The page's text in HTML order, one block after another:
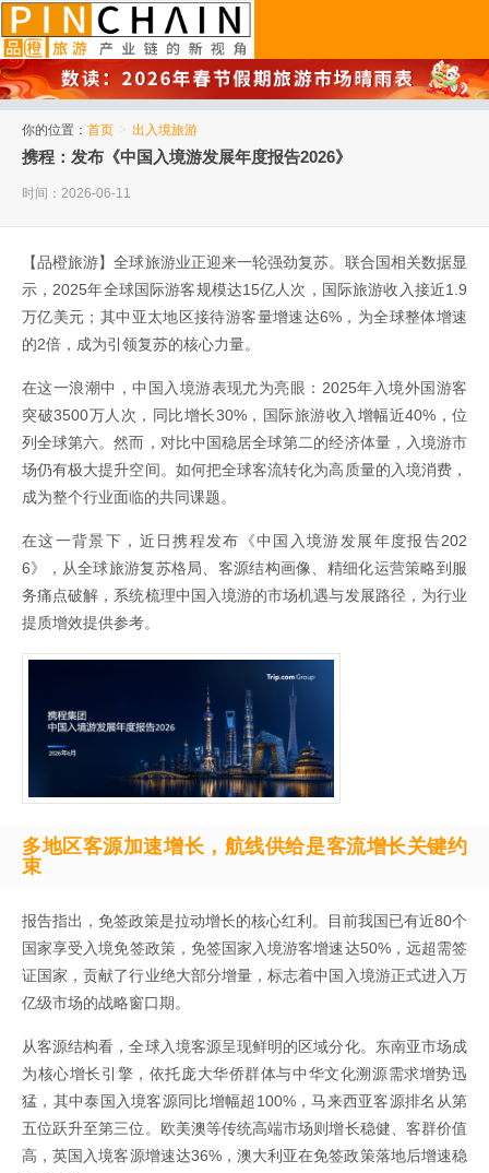
你的位置： 首页 > 出入境旅游
携程：发布《中国入境游发展年度报告2026》
时间：2026-06-11
【品橙旅游】全球旅游业正迎来一轮强劲复苏。联合国相关数据显
示，2025年全球国际游客规模达15亿人次，国际旅游收入接近1.9
万亿美元；其中亚太地区接待游客量增速达6%，为全球整体增速
的2倍，成为引领复苏的核心力量。
在这一浪潮中，中国入境游表现尤为亮眼：2025年入境外国游客
突破3500万人次，同比增长30%，国际旅游收入增幅近40%，位
列全球第六。然而，对比中国稳居全球第二的经济体量，入境游市
场仍有极大提升空间。如何把全球客流转化为高质量的入境消费，
成为整个行业面临的共同课题。
在这一背景下，近日携程发布《中国入境游发展年度报告202
6》，从全球旅游复苏格局、客源结构画像、精细化运营策略到服
务痛点破解，系统梳理中国入境游的市场机遇与发展路径，为行业
提质增效提供参考。
多地区客源加速增长，航线供给是客流增长关键约
束
报告指出，免签政策是拉动增长的核心红利。目前我国已有近80个
国家享受入境免签政策，免签国家入境游客增速达50%，远超需签
证国家，贡献了行业绝大部分增量，标志着中国入境游正式进入万
亿级市场的战略窗口期。
从客源结构看，全球入境客源呈现鲜明的区域分化。东南亚市场成
为核心增长引擎，依托庞大华侨群体与中华文化溯源需求增势迅
猛，其中泰国入境客源同比增幅超100%，马来西亚客源排名从第
五位跃升至第三位。欧美澳等传统高端市场则增长稳健、客群价值
高，英国入境客源增速达36%，澳大利亚在免签政策落地后增速稳